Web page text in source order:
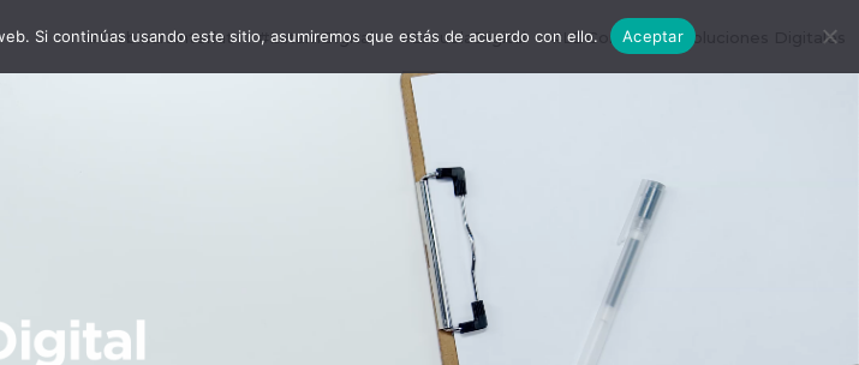
#WebinarsInterlat #LatamDigital #EscuelaDigital #LDConecta Soluciones Digitales
Si continúas usando este sitio, asumiremos que estás de acuerdo con ello. Aceptar